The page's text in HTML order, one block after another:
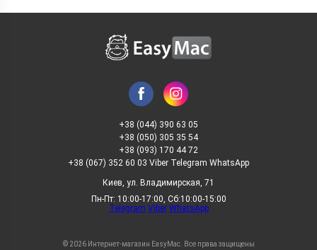
+38 (044) 390 63 05
+38 (050) 305 35 54
+38 (093) 170 44 72
+38 (067) 352 60 03 Viber Telegram WhatsApp
Киев, ул. Владимирская, 71
Пн-Пт: 10:00-17:00, Сб:10:00-15:00
Telegram Viber WhatsApp
© 2026 Интернет-магазин EasyMac. Все права защищены